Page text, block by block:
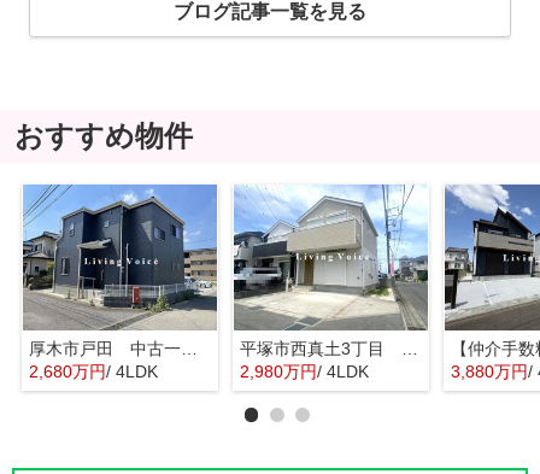
ブログ記事一覧を見る
おすすめ物件
厚木市戸田 中古一戸建て
2,680万円/ 4LDK
2,980万円/ 4LDK 3,880万円/